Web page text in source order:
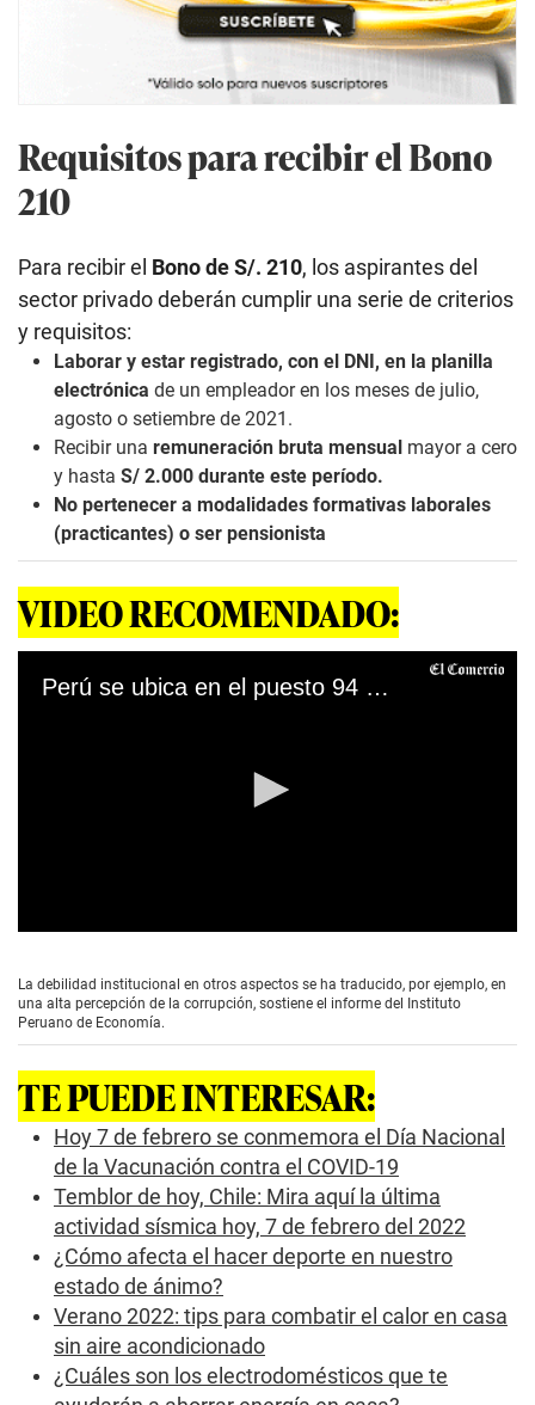
Requisitos para recibir el Bono
210
Para recibir el Bono de S/. 210, los aspirantes del
sector privado deberán cumplir una serie de criterios
y requisitos:
Laborar y estar registrado, con el DNI, en la planilla
electrónica de un empleador en los meses de julio,
agosto o setiembre de 2021.
Recibir una remuneración bruta mensual mayor a cero
y hasta S/ 2.000 durante este período.
No pertenecer a modalidades formativas laborales
(practicantes) o ser pensionista
VIDEO RECOMENDADO:
Perú se ubica en el puesto 94 de 141 economías en el pilar Instituciones del Foro Económico Mundial
e
c
o
s
o
La debilidad institucional en otros aspectos se ha traducido, por ejemplo, en
una alta percepción de la corrupción, sostiene el informe del Instituto
Peruano de Economía.
TE PUEDE INTERESAR:
Hoy 7 de febrero se conmemora el Día Nacional
de la Vacunación contra el COVID-19
Temblor de hoy, Chile: Mira aquí la última
actividad sísmica hoy, 7 de febrero del 2022
¿Cómo afecta el hacer deporte en nuestro
estado de ánimo?
Verano 2022: tips para combatir el calor en casa
sin aire acondicionado
¿Cuáles son los electrodomésticos que te